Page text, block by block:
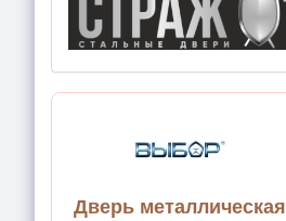
Дверь металлическая